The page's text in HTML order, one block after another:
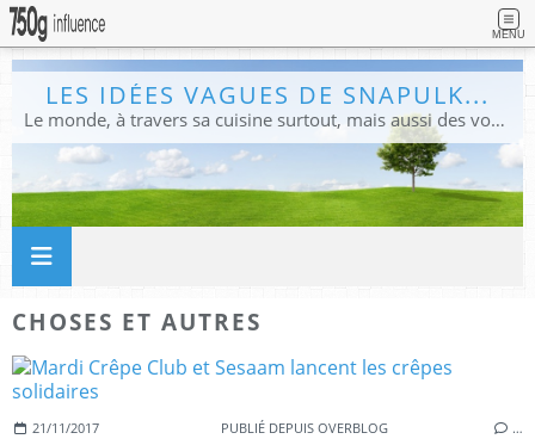
MENU
LES IDÉES VAGUES DE SNAPULK...
Le monde, à travers sa cuisine surtout, mais aussi des voyages, et des idées.
CHOSES ET AUTRES
21/11/2017 PUBLIÉ DEPUIS OVERBLOG …